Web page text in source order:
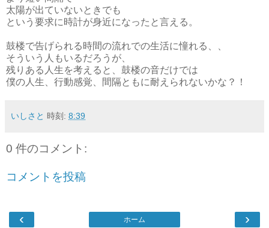
太陽が出ていないときでも
という要求に時計が身近になったと言える。
鼓楼で告げられる時間の流れでの生活に憧れる、、
そういう人もいるだろうが、
残りある人生を考えると、鼓楼の音だけでは
僕の人生、行動感覚、間隔ともに耐えられないかな？！
いしさと 時刻: 8:39
0 件のコメント:
コメントを投稿
‹ ›
ホーム